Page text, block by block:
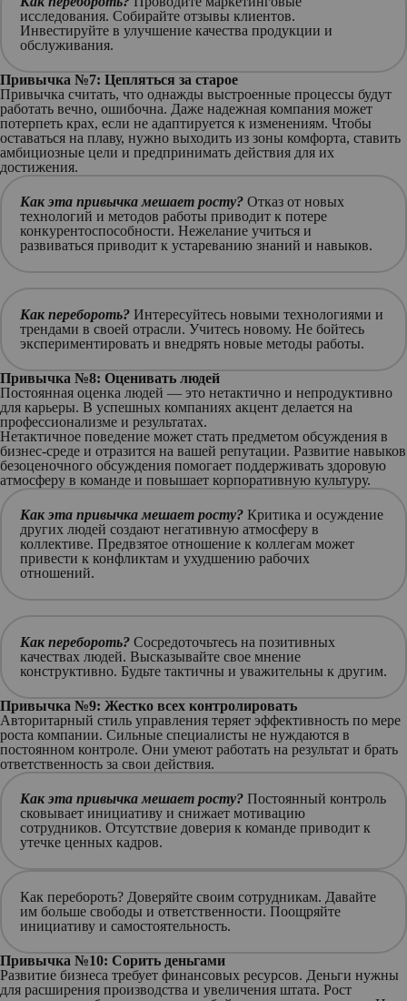
исследования. Собирайте отзывы клиентов.
Инвестируйте в улучшение качества продукции и
обслуживания.
Привычка №7: Цепляться за старое
Привычка считать, что однажды выстроенные процессы будут
работать вечно, ошибочна. Даже надежная компания может
потерпеть крах, если не адаптируется к изменениям. Чтобы
оставаться на плаву, нужно выходить из зоны комфорта, ставить
амбициозные цели и предпринимать действия для их
достижения.
Как эта привычка мешает росту? Отказ от новых
технологий и методов работы приводит к потере
конкурентоспособности. Нежелание учиться и
развиваться приводит к устареванию знаний и навыков.
Как перебороть? Интересуйтесь новыми технологиями и
трендами в своей отрасли. Учитесь новому. Не бойтесь
экспериментировать и внедрять новые методы работы.
Привычка №8: Оценивать людей
Постоянная оценка людей — это нетактично и непродуктивно
для карьеры. В успешных компаниях акцент делается на
профессионализме и результатах.
Нетактичное поведение может стать предметом обсуждения в
бизнес-среде и отразится на вашей репутации. Развитие навыков
безоценочного обсуждения помогает поддерживать здоровую
атмосферу в команде и повышает корпоративную культуру.
Как эта привычка мешает росту? Критика и осуждение
других людей создают негативную атмосферу в
коллективе. Предвзятое отношение к коллегам может
привести к конфликтам и ухудшению рабочих
отношений.
Как перебороть? Сосредоточьтесь на позитивных
качествах людей. Высказывайте свое мнение
конструктивно. Будьте тактичны и уважительны к другим.
Привычка №9: Жестко всех контролировать
Авторитарный стиль управления теряет эффективность по мере
роста компании. Сильные специалисты не нуждаются в
постоянном контроле. Они умеют работать на результат и брать
ответственность за свои действия.
Как эта привычка мешает росту? Постоянный контроль
сковывает инициативу и снижает мотивацию
сотрудников. Отсутствие доверия к команде приводит к
утечке ценных кадров.
Как перебороть? Доверяйте своим сотрудникам. Давайте
им больше свободы и ответственности. Поощряйте
инициативу и самостоятельность.
Привычка №10: Сорить деньгами
Развитие бизнеса требует финансовых ресурсов. Деньги нужны
для расширения производства и увеличения штата. Рост